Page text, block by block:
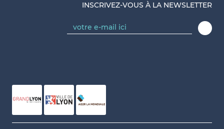
INSCRIVEZ-VOUS À LA NEWSLETTER